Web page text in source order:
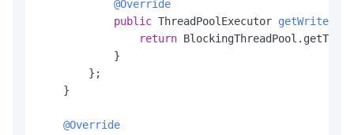
@Override
public ThreadPoolExecutor
return
            }
        };
    }
@Override